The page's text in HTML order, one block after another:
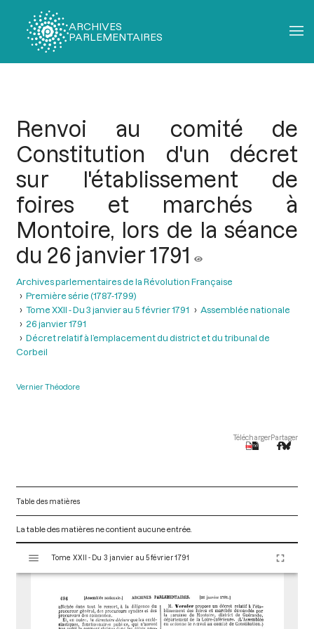
ARCHIVES
PARLEMENTAIRES
Renvoi au comité de
Constitution d'un décret
sur l'établissement de
foires et marchés à
Montoire, lors de la séance
du 26 janvier 1791
Archives parlementaires de la Révolution Française
Première série (1787-1799)
Tome XXII - Du 3 janvier au 5 février 1791
Assemblée nationale
26 janvier 1791
Décret relatif à l’emplacement du district et du tribunal de
Corbeil
Vernier Théodore
TéléchargerPartager
Table des matières
La table des matières ne contient aucune entrée.
s
Tome XXII - Du 3 janvier au 5 février 1791